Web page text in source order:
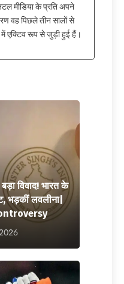
मीडिया के प्रति अपने
वह पिछले तीन सालों से
में एक्टिव रूप से जुड़ी हुई हैं।
विवाद! भारत के
भड़कीं लवलीना|